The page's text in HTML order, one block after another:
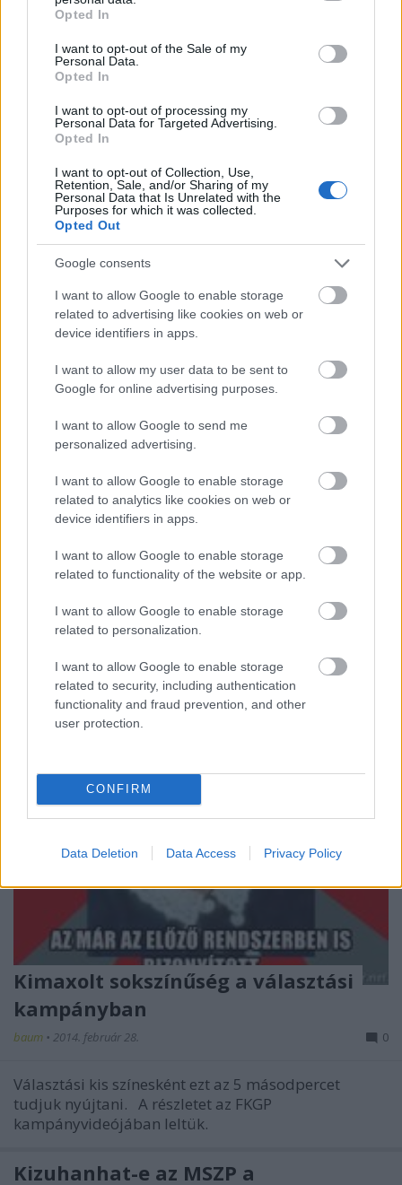
grant or deny consent to Google and its third-party tags to
use your data for below specified purposes in below Google
consent section.
Opted In
I want to opt-out of the Sale of my
Personal Data.
Opted In
I want to opt-out of processing my
Personal Data for Targeted Advertising.
Opted In
I want to opt-out of Collection, Use,
Retention, Sale, and/or Sharing of my
Personal Data that Is Unrelated with the
Purposes for which it was collected.
Opted Out
Google consents
I want to allow Google to enable storage
related to advertising like cookies on web or
device identifiers in apps.
I want to allow my user data to be sent to
Google for online advertising purposes.
I want to allow Google to send me
personalized advertising.
I want to allow Google to enable storage
related to analytics like cookies on web or
device identifiers in apps.
I want to allow Google to enable storage
related to functionality of the website or app.
I want to allow Google to enable storage
related to personalization.
I want to allow Google to enable storage
related to security, including authentication
functionality and fraud prevention, and other
user protection.
CONFIRM
Data Deletion Data Access Privacy Policy
Fidesz, ráadásul kétharmaddalFolytatódni fog az
trükkje, hogy nem ellopja a közjavakat, hanem kvázi
magáénak tekinti…
Aláírom!
• 2014. március 01.
Csökkent a rezsim? Aláírom. Nem csökkent a rezsim?
Aláírom Kinyílott a pitypang? Aláírom. Nem nyílott
ki? Aláírom. A Fideszes Józsi és az MSZP-s Kati néni,
meg a Jobbikos Gyuszi is nyugodtan aláírhat akár
egy rendszerkritikus pártnak is. A jelöltállításhoz
szükséges…
Kimaxolt sokszínűség a választási
kampányban
baum • 2014. február 28. 0
Választási kis színesként ezt az 5 másodpercet
tudjuk nyújtani. A részletet az FKGP
kampányvideójában leltük.
Kizuhanhat-e az MSZP a